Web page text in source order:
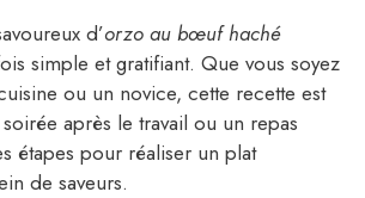
d’orzo au bœuf haché
simple et gratifiant. Que vous soyez
ou un novice, cette recette est
après le travail ou un repas
étapes pour réaliser un plat
de saveurs.